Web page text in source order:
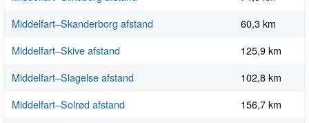
Middelfart–Skanderborg afstand
60,3 km
Middelfart–Skive afstand
125,9 km
Middelfart–Slagelse afstand
102,8 km
Middelfart–Solrød afstand
156,7 km